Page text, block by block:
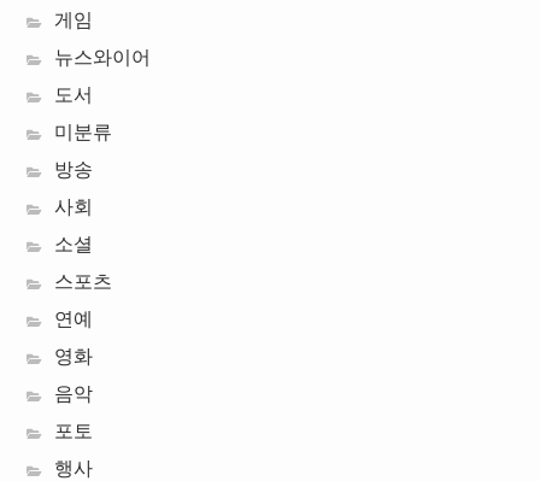
게임
뉴스와이어
도서
미분류
방송
사회
소셜
스포츠
연예
영화
음악
포토
행사